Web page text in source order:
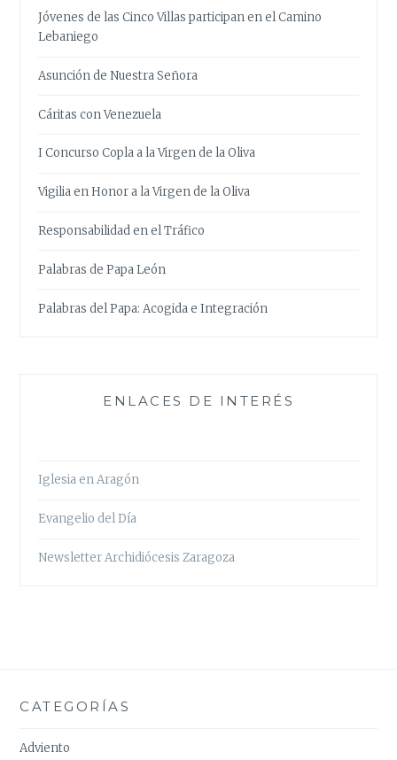
Jóvenes de las Cinco Villas participan en el Camino
Lebaniego
Asunción de Nuestra Señora
Cáritas con Venezuela
I Concurso Copla a la Virgen de la Oliva
Vigilia en Honor a la Virgen de la Oliva
Responsabilidad en el Tráfico
Palabras de Papa León
Palabras del Papa: Acogida e Integración
ENLACES DE INTERÉS
Iglesia en Aragón
Evangelio del Día
Newsletter Archidiócesis Zaragoza
CATEGORÍAS
Adviento